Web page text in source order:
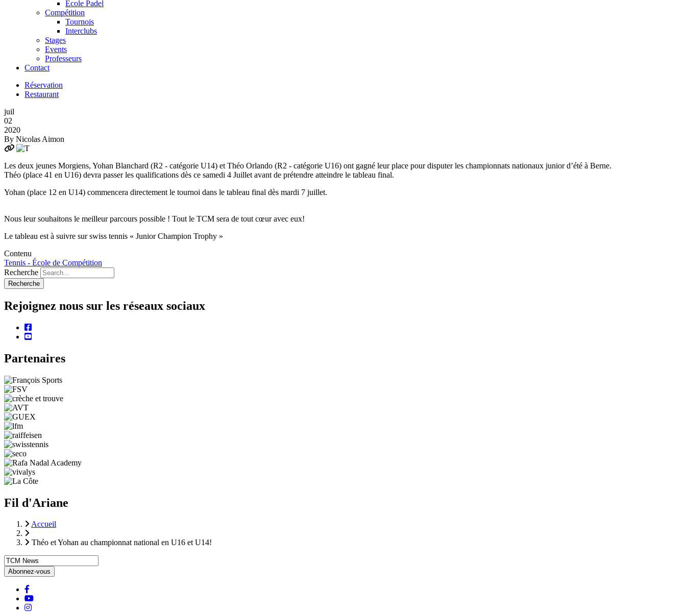
Ecole Padel
Compétition
Tournois
Interclubs
Stages
Events
Professeurs
Contact
Réservation
Restaurant
juil
02
2020
By Nicolas Aimon
Les deux jeunes Morgiens, Yohan Blanchard (R2 - catégorie U14) et Théo Orlando (R2 - catégorie U16) ont gagné leur place pour disputer les championnats nationaux junior d’été à Berne.
Théo (place 41 en U16) devra passer les qualifications dès ce samedi 4 Juillet avant de prétendre atteindre le tableau final.
Yohan (place 12 en U14) commencera directement le tournoi dans le tableau final dès mardi 7 juillet.
Nous leur souhaitons le meilleur parcours possible ! Tout le TCM sera de tout cœur avec eux!
Le tableau est à suivre sur swiss tennis « Junior Champion Trophy »
Contenu
Tennis - École de Compétition
Recherche
Rejoignez nous sur les réseaux sociaux
facebook
youtube
Partenaires
Fil d'Ariane
Accueil
Théo et Yohan au championnat national en U16 et U14!
Youtube
instagram